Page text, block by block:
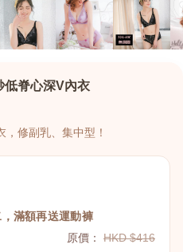
低脊心深V內衣
修副乳、集中型！
滿額再送運動褲
原價：
HKD $416